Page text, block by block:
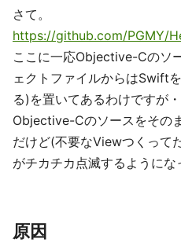
さて。
https://github.com/PGMY/
ここに一応Objective-Cのソ
ェクトファイルからはSwift
る)を置いてあるわけですが・
Objective-Cのソースをその
だけど(不要なViewつくって
がチカチカ点滅するように
原因